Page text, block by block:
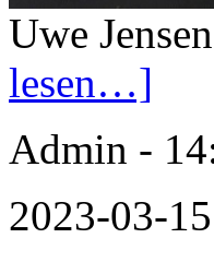
Uwe
lesen…]
Admin -
2023-03-15